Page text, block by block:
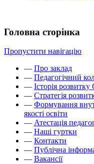
Головна сторінка
Пропустити навігацію
— Про заклад
— Педагогічний
— Історія
— Стратегія
— Формування
якості освіти
— Атестація
— Наші гуртки
— Контакти
— Публічна
— Вакансії